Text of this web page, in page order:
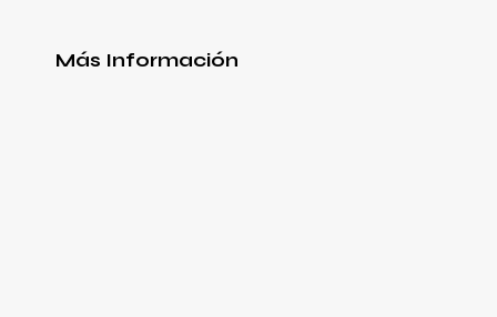
Más Información